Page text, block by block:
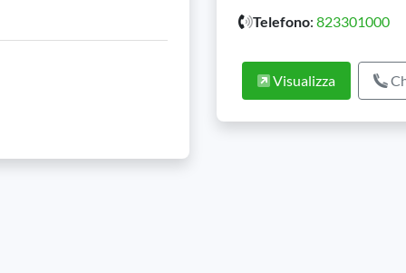
Telefono: 823301000
Visualizza